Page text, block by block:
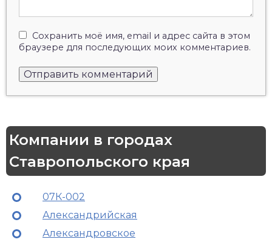
Сохранить моё имя, email и адрес сайта в этом
браузере для последующих моих комментариев.
Компании в городах
Ставропольского края
07К-002
Александрийская
Александровское